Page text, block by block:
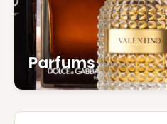
Parfums